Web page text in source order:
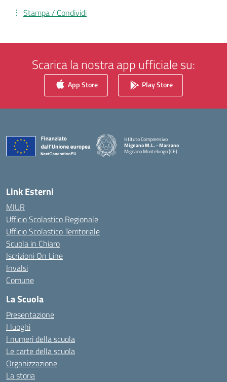
Stampa / Condividi
Scarica la nostra app ufficiale su:
App Store Play Store
Istituto Comprensivo
Mignano M.L. - Marzano
Mignano Montelungo (CE)
— Visita la pagina iniziale della scuola
Link Esterni
MIUR
Ufficio Scolastico Regionale
Ufficio Scolastico Territoriale
Scuola in Chiaro
Iscrizioni On Line
Invalsi
Comune
La Scuola
Presentazione
I luoghi
I numeri della scuola
Le carte della scuola
Organizzazione
La storia